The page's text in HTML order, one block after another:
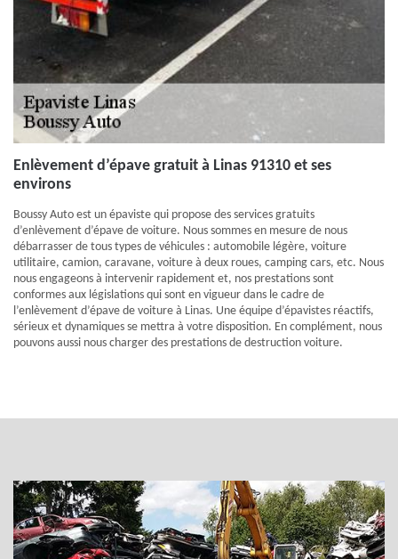
Enlèvement d’épave gratuit à Linas 91310 et ses
environs
Boussy Auto est un épaviste qui propose des services gratuits
d’enlèvement d’épave de voiture. Nous sommes en mesure de nous
débarrasser de tous types de véhicules : automobile légère, voiture
utilitaire, camion, caravane, voiture à deux roues, camping cars, etc. Nous
nous engageons à intervenir rapidement et, nos prestations sont
conformes aux législations qui sont en vigueur dans le cadre de
l’enlèvement d’épave de voiture à Linas. Une équipe d’épavistes réactifs,
sérieux et dynamiques se mettra à votre disposition. En complément, nous
pouvons aussi nous charger des prestations de destruction voiture.